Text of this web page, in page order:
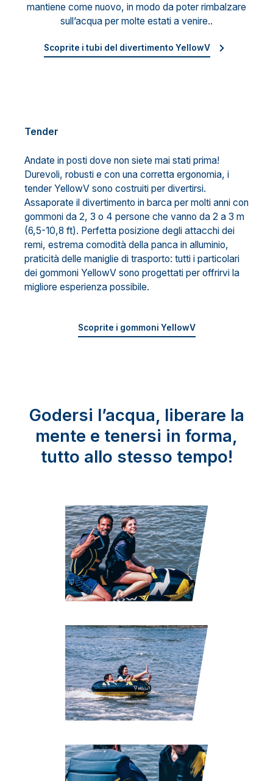
mantiene come nuovo, in modo da poter rimbalzare
sull’acqua per molte estati a venire..
Scoprite i tubi del divertimento YellowV
Tender
Andate in posti dove non siete mai stati prima!
Durevoli, robusti e con una corretta ergonomia, i
tender YellowV sono costruiti per divertirsi.
Assaporate il divertimento in barca per molti anni con
gommoni da 2, 3 o 4 persone che vanno da 2 a 3 m
(6,5-10,8 ft). Perfetta posizione degli attacchi dei
remi, estrema comodità della panca in alluminio,
praticità delle maniglie di trasporto: tutti i particolari
dei gommoni YellowV sono progettati per offrirvi la
migliore esperienza possibile.
Scoprite i gommoni YellowV
Godersi l’acqua, liberare la
mente e tenersi in forma,
tutto allo stesso tempo!